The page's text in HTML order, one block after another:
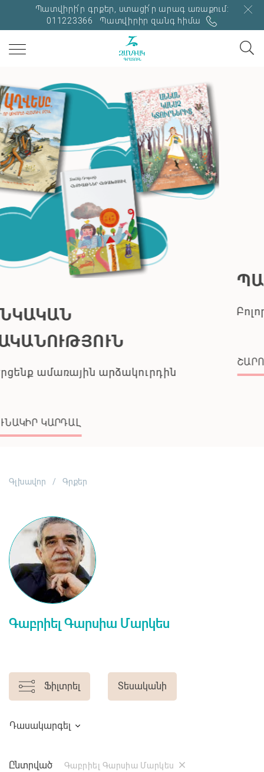
Պատվիրի՛ր գրքեր, ստացի՛ր արագ առաքում:
011223366
Պատվիրիր զանգ հիմա
ՊԱՈԼՈ ՍՈՐԵՆՏԻՆՈ
Բոլորն իրավացի են
Գլխավոր Գրքեր
Գաբրիել Գարսիա Մարկես
Ֆիլտրել Տեսականի
Դասակարգել
Ընտրված Գաբրիել Գարսիա Մարկես